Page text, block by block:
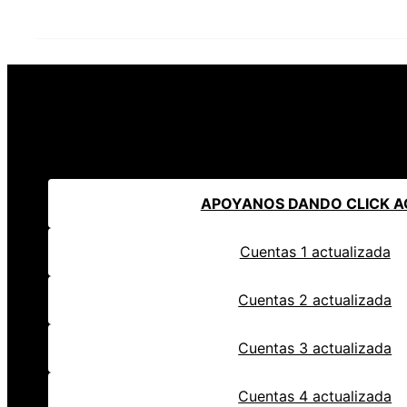
APOYANOS DANDO CLICK
Cuentas 1 actualizada
Cuentas 2 actualizada
Cuentas 3 actualizada
Cuentas 4 actualizada